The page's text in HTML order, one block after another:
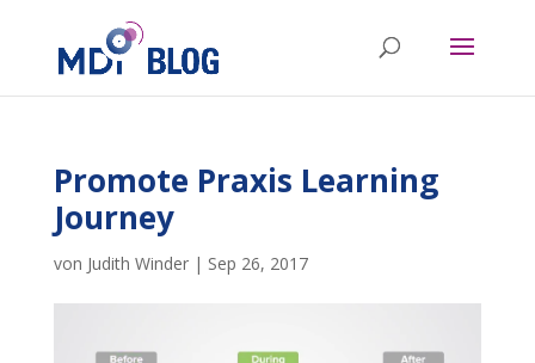
Promote Praxis Learning
Journey
von Judith Winder| Sep 26, 2017